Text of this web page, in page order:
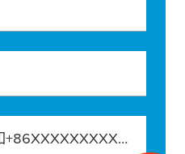
请输入手机号，例如+86XXXXXXXXXXX